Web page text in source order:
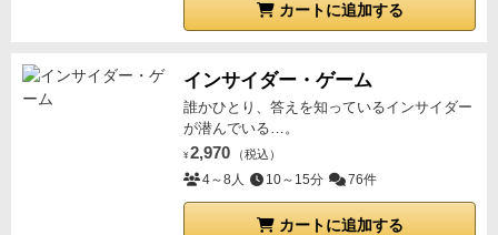
カートに追加する
インサイダー・ゲーム
誰かひとり、答えを知っているインサイダー
が潜んでいる…。
¥ 2,970 （税込）
4～8人 10～15分 76件
カートに追加する